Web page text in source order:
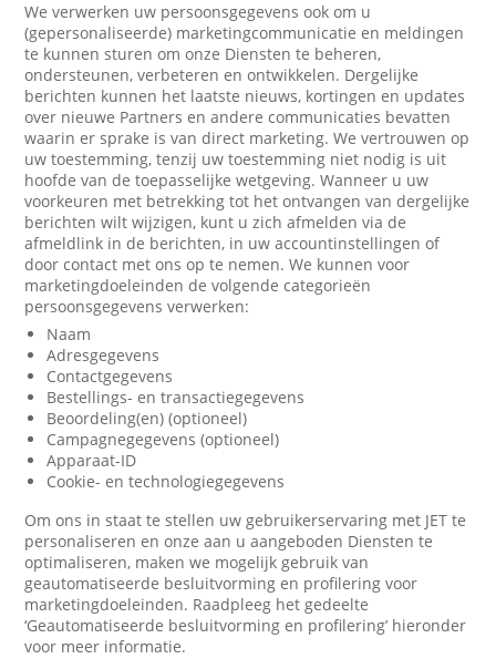
We verwerken uw persoonsgegevens ook om u
(gepersonaliseerde) marketingcommunicatie en meldingen
te kunnen sturen om onze Diensten te beheren,
ondersteunen, verbeteren en ontwikkelen. Dergelijke
berichten kunnen het laatste nieuws, kortingen en updates
over nieuwe Partners en andere communicaties bevatten
waarin er sprake is van direct marketing. We vertrouwen op
uw toestemming, tenzij uw toestemming niet nodig is uit
hoofde van de toepasselijke wetgeving. Wanneer u uw
voorkeuren met betrekking tot het ontvangen van dergelijke
berichten wilt wijzigen, kunt u zich afmelden via de
afmeldlink in de berichten, in uw accountinstellingen of
door contact met ons op te nemen. We kunnen voor
marketingdoeleinden de volgende categorieën
persoonsgegevens verwerken:
Naam
Adresgegevens
Contactgegevens
Bestellings- en transactiegegevens
Beoordeling(en) (optioneel)
Campagnegegevens (optioneel)
Apparaat-ID
Cookie- en technologiegegevens
Om ons in staat te stellen uw gebruikerservaring met JET te
personaliseren en onze aan u aangeboden Diensten te
optimaliseren, maken we mogelijk gebruik van
geautomatiseerde besluitvorming en profilering voor
marketingdoeleinden. Raadpleeg het gedeelte
‘Geautomatiseerde besluitvorming en profilering’ hieronder
voor meer informatie.